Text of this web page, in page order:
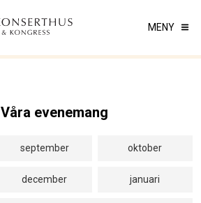
MENY
Våra evenemang
september oktober
december januari